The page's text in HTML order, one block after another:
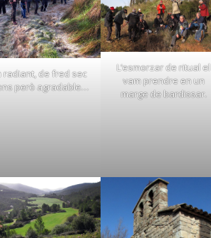
radiant, de fred sec
però agradable…
L’esmorzar de ritual el
vam prendre en un
marge de bardissar.